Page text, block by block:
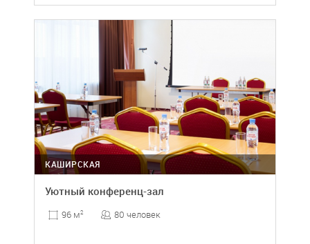
КАШИРСКАЯ
Уютный конференц-зал
96 м2 80 человек